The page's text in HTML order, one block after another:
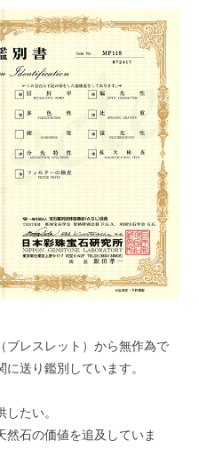
ブレスレット）から無作為で
送り鑑別しています。
たい。
然石の価値を追及していま